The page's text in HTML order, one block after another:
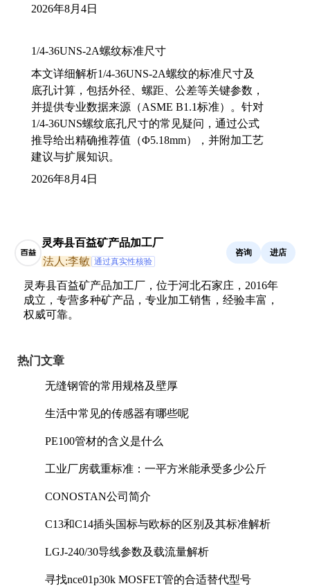
2026年8月4日
1/4-36UNS-2A螺纹标准尺寸
本文详细解析1/4-36UNS-2A螺纹的标准尺寸及
底孔计算，包括外径、螺距、公差等关键参数，
并提供专业数据来源（ASME B1.1标准）。针对
1/4-36UNS螺纹底孔尺寸的常见疑问，通过公式
推导给出精确推荐值（Φ5.18mm），并附加工艺
建议与扩展知识。
2026年8月4日
灵寿县百益矿产品加工厂
法人:李敏 通过真实性核验
咨询 进店
灵寿县百益矿产品加工厂，位于河北石家庄，2016年
成立，专营多种矿产品，专业加工销售，经验丰富，
权威可靠。
热门文章
无缝钢管的常用规格及壁厚
生活中常见的传感器有哪些呢
PE100管材的含义是什么
工业厂房载重标准：一平方米能承受多少公斤
CONOSTAN公司简介
C13和C14插头国标与欧标的区别及其标准解析
LGJ-240/30导线参数及载流量解析
寻找nce01p30k MOSFET管的合适替代型号